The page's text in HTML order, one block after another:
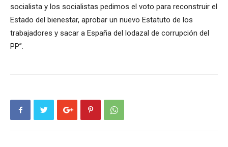
socialista y los socialistas pedimos el voto para reconstruir el
Estado del bienestar, aprobar un nuevo Estatuto de los
trabajadores y sacar a España del lodazal de corrupción del
PP”.